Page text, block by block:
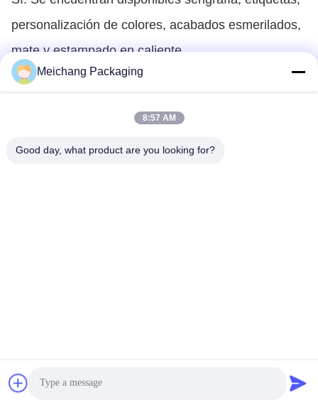
personalización de colores, acabados esmerilados,
mate y estampado en caliente.
Botellas De Pulverización De Bombas De Plástico
Meichang Packaging
8:57 AM
Good day, what product are you looking for?